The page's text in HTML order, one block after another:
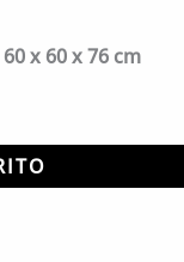
x 60 x 76 cm